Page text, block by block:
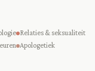
Relaties & seksualiteit
Apologetiek